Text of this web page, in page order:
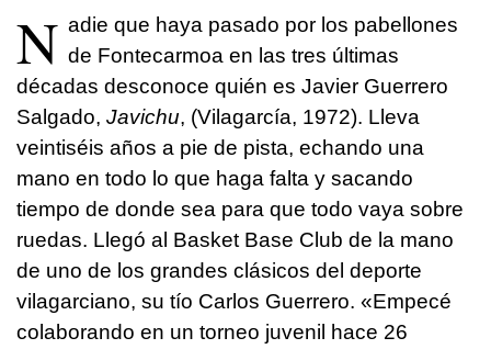
N adie que haya pasado por los pabellones
de Fontecarmoa en las tres últimas
décadas desconoce quién es Javier Guerrero
Salgado, Javichu, (Vilagarcía, 1972). Lleva
veintiséis años a pie de pista, echando una
mano en todo lo que haga falta y sacando
tiempo de donde sea para que todo vaya sobre
ruedas. Llegó al Basket Base Club de la mano
de uno de los grandes clásicos del deporte
vilagarciano, su tío Carlos Guerrero. «Empecé
colaborando en un torneo juvenil hace 26